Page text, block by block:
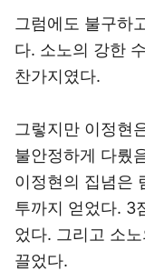
그럼에도 불구하
다. 소노의 강한
찬가지였다.
그렇지만 이정현
불안정하게 다뤘
이정현의 집념은
투까지 얻었다. 3
었다. 그리고 소
끌었다.